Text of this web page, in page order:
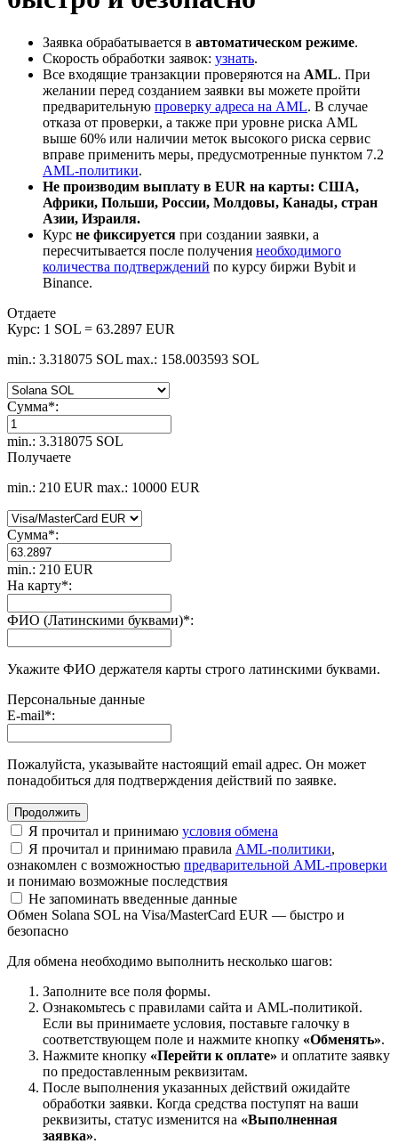
Заявка обрабатывается в автоматическом режиме.
Скорость обработки заявок: узнать.
Все входящие транзакции проверяются на AML. При
желании перед созданием заявки вы можете пройти
предварительную проверку адреса на AML. В случае
отказа от проверки, а также при уровне риска AML
выше 60% или наличии меток высокого риска сервис
вправе применить меры, предусмотренные пунктом 7.2
AML-политики.
Не производим выплату в EUR на карты: США,
Африки, Польши, России, Молдовы, Канады, стран
Азии, Израиля.
Курс не фиксируется при создании заявки, а
пересчитывается после получения необходимого
количества подтверждений по курсу биржи Bybit и
Binance.
Отдаете
Курс: 1 SOL = 63.2897 EUR
min.: 3.318075 SOL max.: 158.003593 SOL
Сумма*:
min.: 3.318075 SOL
Получаете
min.: 210 EUR max.: 10000 EUR
Сумма*:
min.: 210 EUR
На карту*:
ФИО (Латинскими буквами)*:
Укажите ФИО держателя карты строго латинскими буквами.
Персональные данные
E-mail*:
Пожалуйста, указывайте настоящий email адрес. Он может
понадобиться для подтверждения действий по заявке.
Я прочитал и принимаю условия обмена
Я прочитал и принимаю правила AML-политики,
ознакомлен с возможностью предварительной AML-проверки
и понимаю возможные последствия
Не запоминать введенные данные
Обмен Solana SOL на Visa/MasterCard EUR — быстро и
безопасно
Для обмена необходимо выполнить несколько шагов:
Заполните все поля формы.
Ознакомьтесь с правилами сайта и AML-политикой.
Если вы принимаете условия, поставьте галочку в
соответствующем поле и нажмите кнопку «Обменять».
Нажмите кнопку «Перейти к оплате» и оплатите заявку
по предоставленным реквизитам.
После выполнения указанных действий ожидайте
обработки заявки. Когда средства поступят на ваши
реквизиты, статус изменится на «Выполненная
заявка».